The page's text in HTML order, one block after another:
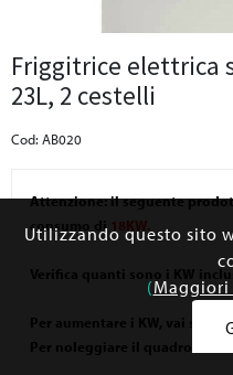
Friggitrice elettrica
23L, 2 cestelli
Cod: AB020
Attenzione: il seguente
consumo di 18KW.
Verifica quanti sono i KW
Per aumentare i KW, vai su
Per noleggiare il quadro
Utilizzando questo sito
(